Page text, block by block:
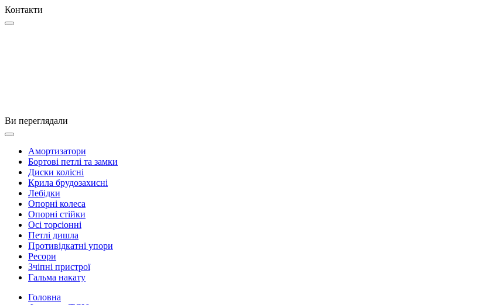
Контакти
Ви переглядали
Амортизатори
Бортові петлі та замки
Диски колісні
Крила брудозахисні
Лебідки
Опорні колеса
Опорні стійки
Осі торсіонні
Петлі дишла
Противідкатні упори
Ресори
Зчіпні пристрої
Гальма накату
Головна